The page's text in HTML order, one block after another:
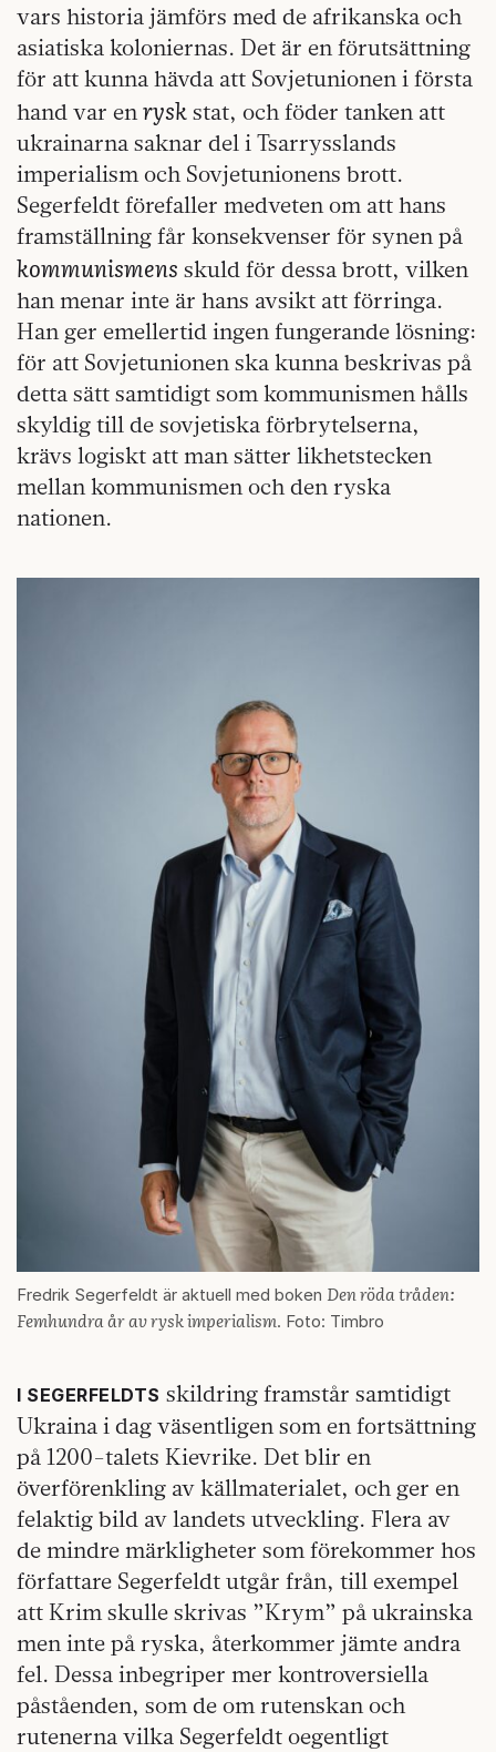
vars historia jämförs med de afrikanska och
asiatiska koloniernas. Det är en förutsättning
för att kunna hävda att Sovjetunionen i första
hand var en rysk stat, och föder tanken att
ukrainarna saknar del i Tsarrysslands
imperialism och Sovjetunionens brott.
Segerfeldt förefaller medveten om att hans
framställning får konsekvenser för synen på
kommunismens skuld för dessa brott, vilken
han menar inte är hans avsikt att förringa.
Han ger emellertid ingen fungerande lösning:
för att Sovjetunionen ska kunna beskrivas på
detta sätt samtidigt som kommunismen hålls
skyldig till de sovjetiska förbrytelserna,
krävs logiskt att man sätter likhetstecken
mellan kommunismen och den ryska
nationen.
Fredrik Segerfeldt är aktuell med boken Den röda tråden:
Femhundra år av rysk imperialism. Foto: Timbro
I SEGERFELDTS skildring framstår samtidigt
Ukraina i dag väsentligen som en fortsättning
på 1200-talets Kievrike. Det blir en
överförenkling av källmaterialet, och ger en
felaktig bild av landets utveckling. Flera av
de mindre märkligheter som förekommer hos
författare Segerfeldt utgår från, till exempel
att Krim skulle skrivas ”Krym” på ukrainska
men inte på ryska, återkommer jämte andra
fel. Dessa inbegriper mer kontroversiella
påståenden, som de om rutenskan och
rutenerna vilka Segerfeldt oegentligt